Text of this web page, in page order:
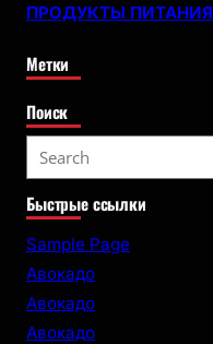
ПРОДУКТЫ ПИТАНИЯ
Метки
Поиск
e
a
r
Быстрые ссылки
Sample Page
Авокадо
Авокадо
Авокадо